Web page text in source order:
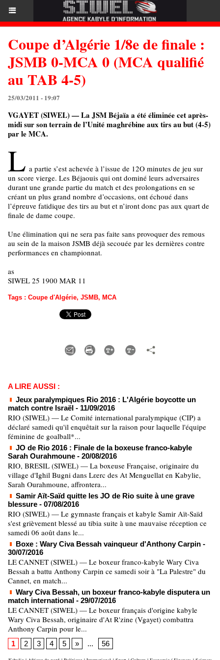
Coupe d’Algérie 1/8e de finale :
JSMB 0-MCA 0 (MCA qualifié
au TAB 4-5)
25/03/2011 - 19:07
VGAYET (SIWEL) — La JSM Béjaïa a été éliminée cet après-
midi sur son terrain de l’Unité maghrébine aux tirs au but (4-5)
par le MCA.
L a partie s’est achevée à l’issue de 12O minutes de jeu sur
un score vierge. Les Béjaouis qui ont dominé leurs adversaires
durant une grande partie du match et des prolongations en se
créant un plus grand nombre d’occasions, ont échoué dans
l’épreuve fatidique des tirs au but et n’iront donc pas aux quart de
finale de dame coupe.
Une élimination qui ne sera pas faite sans provoquer des remous
au sein de la maison JSMB déjà secouée par les dernières contre
performances en championnat.
as
SIWEL 25 1900 MAR 11
Tags : Coupe d'Algérie, JSMB, MCA
A LIRE AUSSI :
Jeux paralympiques Rio 2016 : L'Algérie boycotte un
match contre Israël - 11/09/2016
RIO (SIWEL) — Le Comité international paralympique (CIP) a
déclaré samedi qu'il enquêtait sur la raison pour laquelle l'équipe
féminine de goalball*...
JO de Rio 2016 : Finale de la boxeuse franco-kabyle
Sarah Ourahmoune - 20/08/2016
RIO, BRESIL (SIWEL) — La boxeuse Française, originaire du
village d'Ighil Bugni dans Lɛerc des At Menguellat en Kabylie,
Sarah Ourahmoune, affrontera...
Samir Aït-Saïd quitte les JO de Rio suite à une grave
blessure - 07/08/2016
RIO (SIWEL) — Le gymnaste français et kabyle Samir Aït-Saïd
s'est grièvement blessé au tibia suite à une mauvaise réception ce
samedi 06 août dans le...
Boxe : Wary Civa Bessah vainqueur d'Anthony Carpin -
30/07/2016
LE CANNET (SIWEL) — Le boxeur franco-kabyle Wary Civa
Bessah a battu Anthony Carpin ce samedi soir à "La Palestre" du
Cannet, en match...
Wary Civa Bessah, un boxeur franco-kabyle disputera un
match international - 29/07/2016
LE CANNET (SIWEL) — Le boxeur français d'origine kabyle
Wary Civa Bessah, originaire d'At R'zine (Vgayet) combattra
Anthony Carpin pour le...
1 2 3 4 5 » ... 56